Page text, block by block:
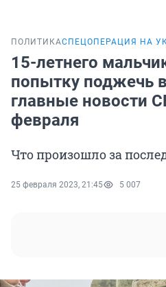
ПОЛИТИКАСПЕЦОПЕРАЦИЯ НА
15-летнего
попытку поджечь
главные новости
февраля
Что произошло за
25 февраля 2023, 21:45 5 007